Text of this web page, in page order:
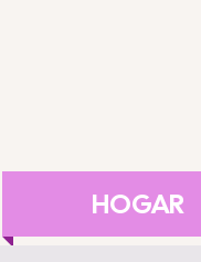
HOGAR